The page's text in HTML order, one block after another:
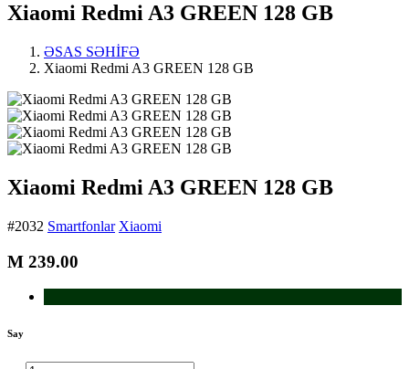
Xiaomi Redmi A3 GREEN 128 GB
ƏSAS SƏHİFƏ
Xiaomi Redmi A3 GREEN 128 GB
Xiaomi Redmi A3 GREEN 128 GB
#2032 Smartfonlar Xiaomi
M 239.00
Say